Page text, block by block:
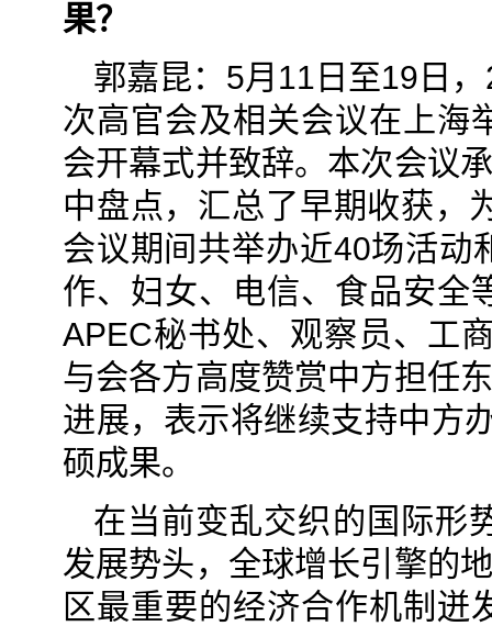
果？
郭嘉昆：5月11日至19日
次高官会及相关会议在上海
会开幕式并致辞。本次会议
中盘点，汇总了早期收获，
会议期间共举办近40场活动
作、妇女、电信、食品安全
APEC秘书处、观察员、工
与会各方高度赞赏中方担任
进展，表示将继续支持中方
硕成果。
在当前变乱交织的国际形
发展势头，全球增长引擎的
区最重要的经济合作机制迸